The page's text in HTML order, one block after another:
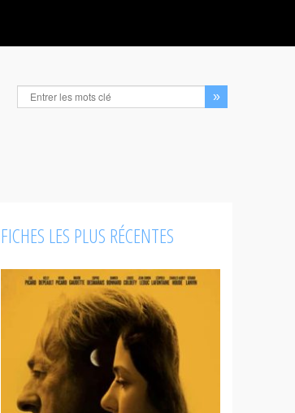
FICHES LES PLUS RÉCENTES